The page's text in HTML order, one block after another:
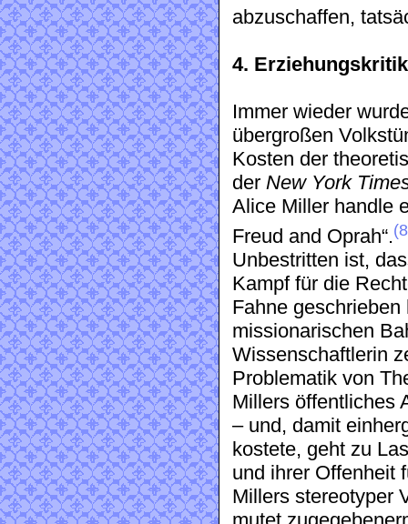
abzuschaffen,
4.
Immer wieder
übergroßen
Kosten der
der New York
Alice Miller handle
Freud and Oprah“.
Unbestritten ist,
Kampf für die
Fahne
missionarischen
Wissenschaftlerin
Problematik von
Millers öffentliches
– und, damit
kostete, geht zu
und ihrer Offenheit
Millers stereotyper